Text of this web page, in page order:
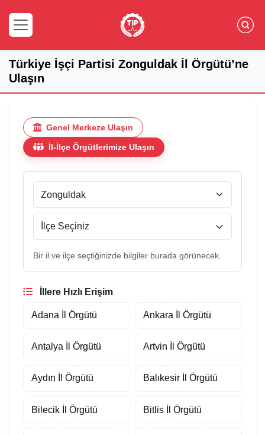
Türkiye İşçi Partisi Zonguldak İl Örgütü’ne
Ulaşın
Genel Merkeze Ulaşın
İl-İlçe Örgütlerimize Ulaşın
Bir il ve ilçe seçtiğinizde bilgiler burada görünecek.
İllere Hızlı Erişim
Adana İl Örgütü Ankara İl Örgütü
Antalya İl Örgütü Artvin İl Örgütü
Aydın İl Örgütü Balıkesir İl Örgütü
Bilecik İl Örgütü Bitlis İl Örgütü